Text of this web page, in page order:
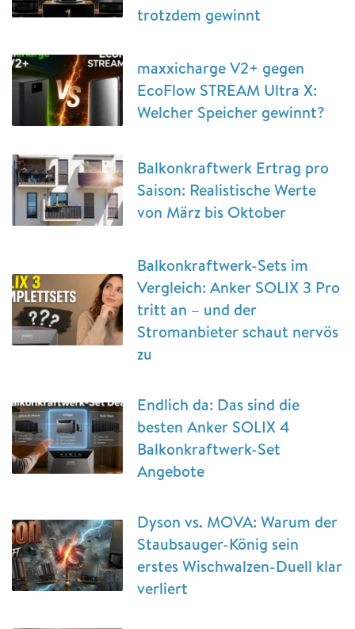
trotzdem gewinnt
maxxicharge V2+ gegen
EcoFlow STREAM Ultra X:
Welcher Speicher gewinnt?
Balkonkraftwerk Ertrag pro
Saison: Realistische Werte
von März bis Oktober
Balkonkraftwerk-Sets im
Vergleich: Anker SOLIX 3 Pro
tritt an – und der
Stromanbieter schaut nervös
zu
Endlich da: Das sind die
besten Anker SOLIX 4
Balkonkraftwerk-Set
Angebote
Dyson vs. MOVA: Warum der
Staubsauger-König sein
erstes Wischwalzen-Duell klar
verliert